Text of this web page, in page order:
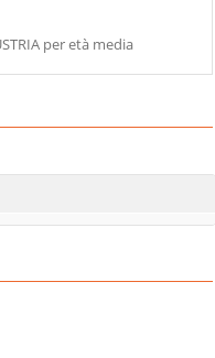
per età media